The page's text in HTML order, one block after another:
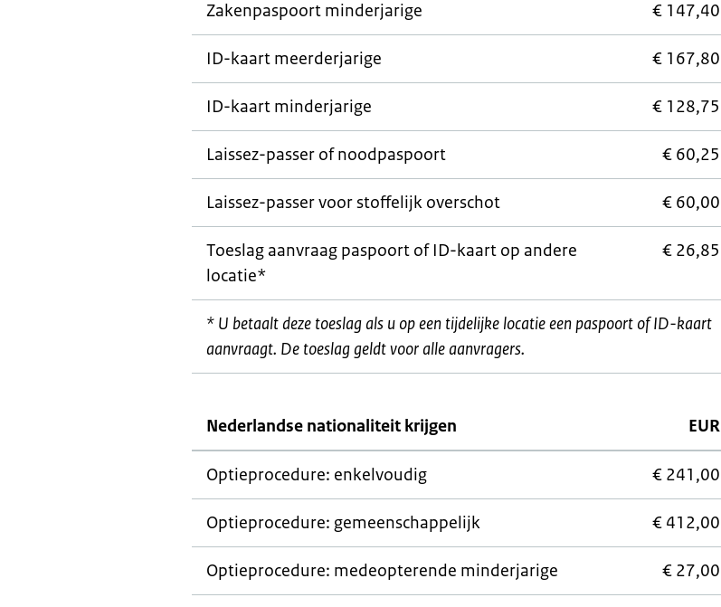
Zakenpaspoort minderjarige € 147,40
ID-kaart meerderjarige € 167,80
ID-kaart minderjarige € 128,75
Laissez-passer of noodpaspoort € 60,25
Laissez-passervoor stoffelijk overschot € 60,00
Toeslag aanvraag paspoort of ID-kaart op andere
locatie*
€ 26,85
* U betaalt deze toeslag als u op een tijdelijke locatie een paspoort of ID-kaart
aanvraagt. De toeslag geldt voor alle aanvragers.
Nederlandse nationaliteit krijgen EUR
Optieprocedure: enkelvoudig € 241,00
Optieprocedure: gemeenschappelijk € 412,00
Optieprocedure: medeopterende minderjarige € 27,00